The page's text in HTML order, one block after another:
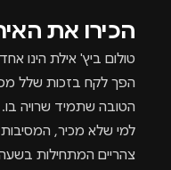
הכירו את
טולום ביץ' אילת הינו
הפך לקח בזכות שלל
הטובה שתמיד שרויה בו.
למי שלא מכיר,